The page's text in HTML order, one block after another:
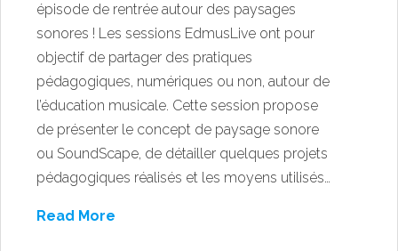
épisode de rentrée autour des paysages
sonores ! Les sessions EdmusLive ont pour
objectif de partager des pratiques
pédagogiques, numériques ou non, autour de
l’éducation musicale. Cette session propose
de présenter le concept de paysage sonore
ou SoundScape, de détailler quelques projets
pédagogiques réalisés et les moyens utilisés…
Read More